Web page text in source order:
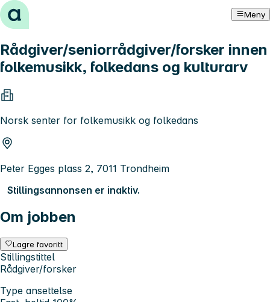
Hopp til innhold Meny
Rådgiver/seniorrådgiver/forsker innen
folkemusikk, folkedans og kulturarv
Norsk senter for folkemusikk og folkedans
Peter Egges plass 2, 7011 Trondheim
Stillingsannonsen er inaktiv.
Om jobben
Lagre favoritt
Stillingstittel
Rådgiver/forsker
Type ansettelse